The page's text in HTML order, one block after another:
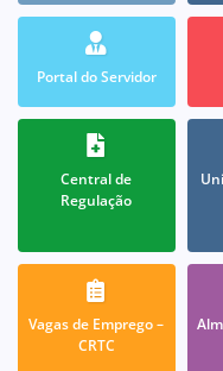
Portal do Servidor
Central de
Regulação
Vagas de Emprego –
CRTC